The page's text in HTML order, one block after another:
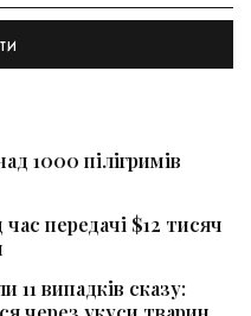
1000 пілігримів
передачі $12 тисяч
випадків сказу: